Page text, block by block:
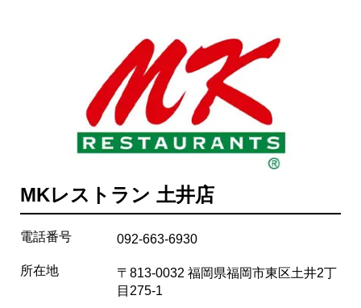
MKレストラン 土井店
電話番号 092-663-6930
所在地
〒813-0032 福岡県福岡市東区土井2丁
目275-1